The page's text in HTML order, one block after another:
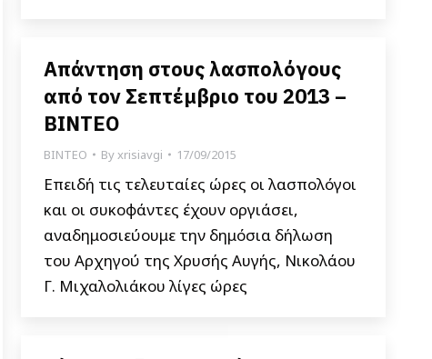
Απάντηση στους λασπολόγους
από τον Σεπτέμβριο του 2013 –
ΒΙΝΤΕΟ
ΒΙΝΤΕΟ Byxrisiavgi 17/09/2015
Επειδή τις τελευταίες ώρες οι λασπολόγοι
και οι συκοφάντες έχουν οργιάσει,
αναδημοσιεύουμε την δημόσια δήλωση
του Αρχηγού της Χρυσής Αυγής, Νικολάου
Γ. Μιχαλολιάκου λίγες ώρες